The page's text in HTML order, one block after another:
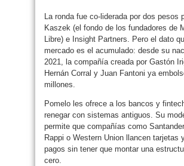
La ronda fue co-liderada por dos pesos
Kaszek (el fondo de los fundadores de
Libre) e Insight Partners. Pero el dato
mercado es el acumulado: desde su
2021, la compañía creada por Gastón
Hernán Corral y Juan Fantoni ya
millones.
Pomelo les ofrece a los bancos y
renegar con sistemas antiguos. Su
permite que compañías como
Rappi o Western Union llancen tarjetas
pagos sin tener que montar una
cero.